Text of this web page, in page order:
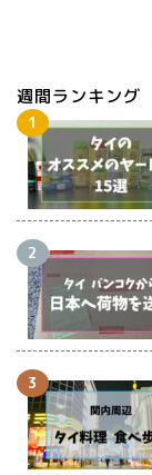
週間ランキング